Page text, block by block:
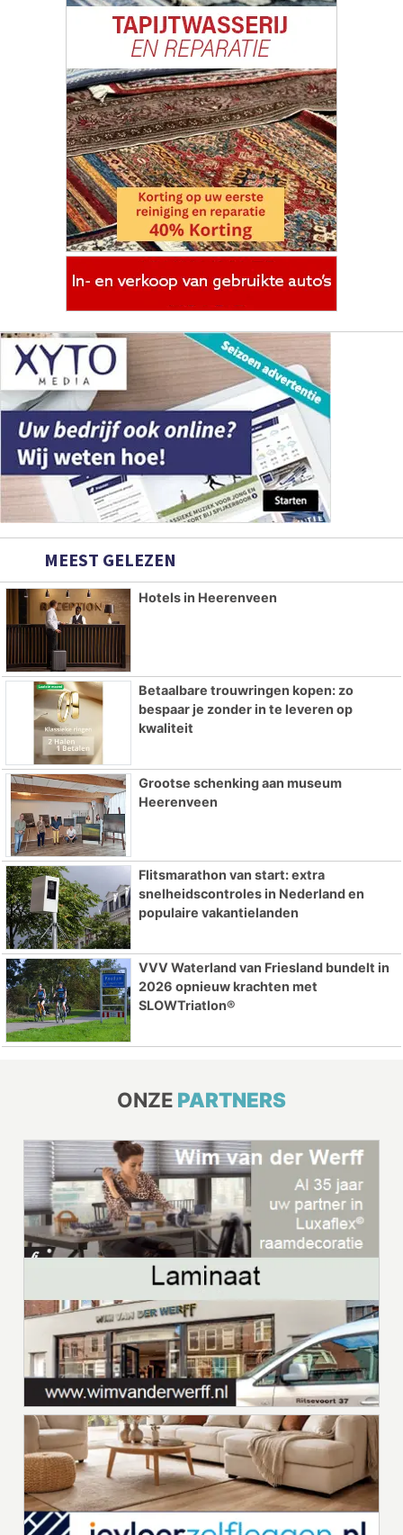
MEEST GELEZEN
Hotels in Heerenveen
Betaalbare trouwringen kopen: zo
bespaar je zonder in te leveren op
kwaliteit
Grootse schenking aan museum
Heerenveen
Flitsmarathon van start: extra
snelheidscontroles in Nederland en
populaire vakantielanden
VVV Waterland van Friesland bundelt in
2026 opnieuw krachten met
SLOWTriatlon®
ONZE PARTNERS